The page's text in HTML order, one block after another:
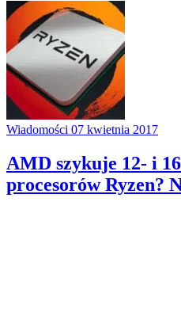
Wiadomości 07 kwietnia 2017
AMD szykuje 12- i
procesorów Ryzen?